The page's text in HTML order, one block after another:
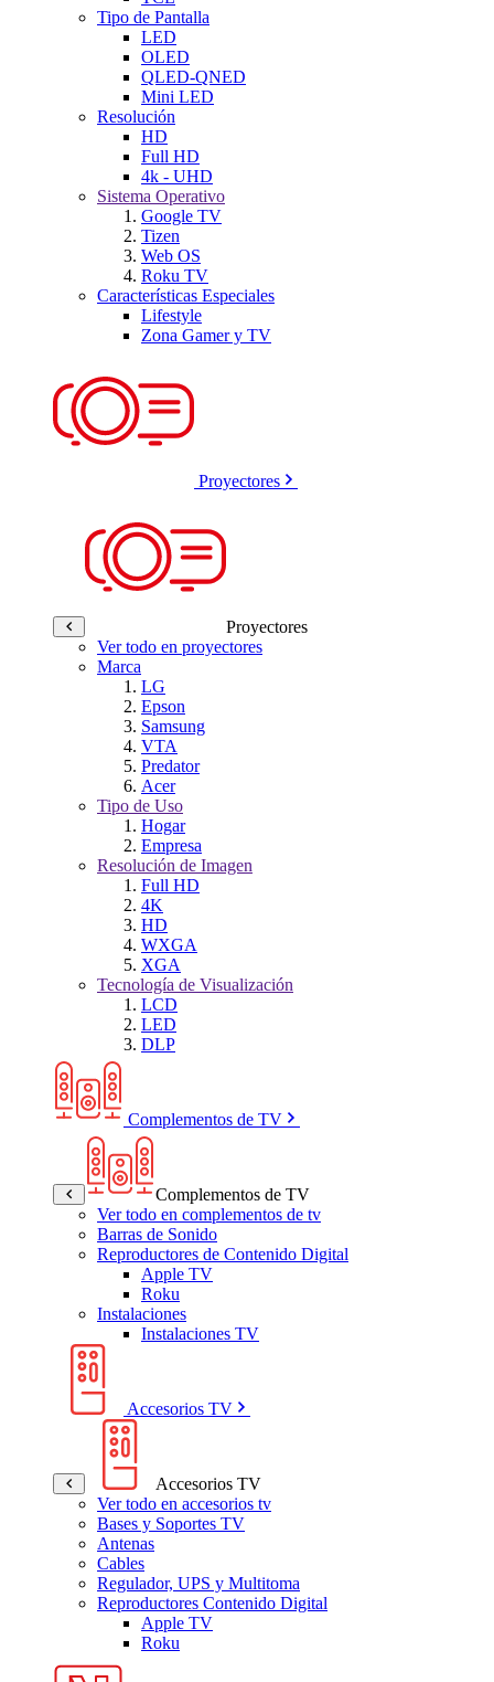
Tipo de Pantalla
LED
OLED
QLED-QNED
Mini LED
Resolución
HD
Full HD
4k - UHD
Sistema Operativo
Google TV
Tizen
Web OS
Roku TV
Características Especiales
Lifestyle
Zona Gamer y TV
Proyectores
Proyectores
Ver todo en proyectores
Marca
LG
Epson
Samsung
VTA
Predator
Acer
Tipo de Uso
Hogar
Empresa
Resolución de Imagen
Full HD
4K
HD
WXGA
XGA
Tecnología de Visualización
LCD
LED
DLP
Complementos de TV
Complementos de TV
Ver todo en complementos de tv
Barras de Sonido
Reproductores de Contenido Digital
Apple TV
Roku
Instalaciones
Instalaciones TV
Accesorios TV
Accesorios TV
Ver todo en accesorios tv
Bases y Soportes TV
Antenas
Cables
Regulador, UPS y Multitoma
Reproductores Contenido Digital
Apple TV
Roku